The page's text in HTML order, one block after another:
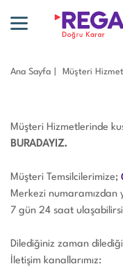
Ana Sayfa Müşteri
Müşteri Hizmetlerinde
BURADAYIZ.
Müşteri Temsilcilerimize;
Merkezi numaramızdan
7 gün 24 saat
Dilediğiniz zaman
İletişim kanallarımız: